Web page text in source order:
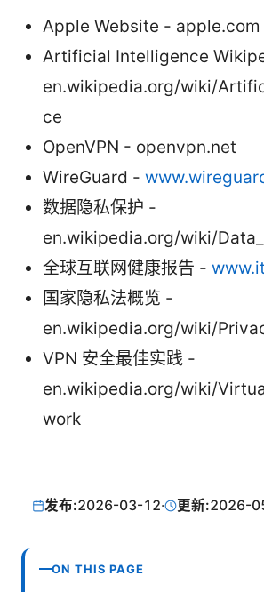
Apple Website - apple.com
Artificial Intelligence
en.wikipedia.org/wiki/
ce
OpenVPN - openvpn.net
WireGuard -
数据隐私保护 -
en.wikipedia.org/wiki/
全球互联网健康报告 -
国家隐私法概览 -
en.wikipedia.org/wiki/
VPN 安全最佳实践 -
en.wikipedia.org/wiki/
work
发布:2026-03-12· 更新:2026-
ON THIS PAGE